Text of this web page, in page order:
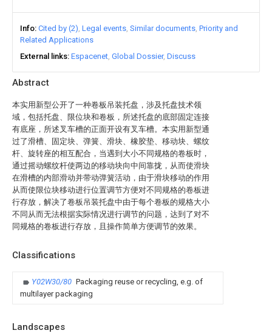
Abstract
本实用新型公开了一种卷板吊装托盘，涉及托盘技术领
域，包括托盘、限位块和卷板，所述托盘的底部固定连接
有底座，所述叉车槽的正面开设有叉车槽。本实用新型通
过了滑槽、固定块、弹簧、滑块、橡胶垫、移动块、螺纹
杆、旋转座的相互配合，当遇到大小不同规格的卷板时，
通过摇动螺纹杆使两边的移动块向中间靠拢，从而使滑块
在滑槽的内部滑动并带动弹簧活动，由于滑块移动的作用
从而使限位块移动进行位置调节方便对不同规格的卷板进
行存放，解决了卷板吊装托盘中由于每个卷板的规格大小
不同从而无法根据实际情况进行调节的问题，达到了对不
同规格的卷板进行存放，且操作简单方便调节的效果。
Classifications
Y02W30/80 Packaging reuse or recycling, e.g. of
multilayer packaging
Landscapes
Info Cited by (2) Legal events Similar documents Priority and
Related Applications
External links Espacenet Global Dossier Discuss